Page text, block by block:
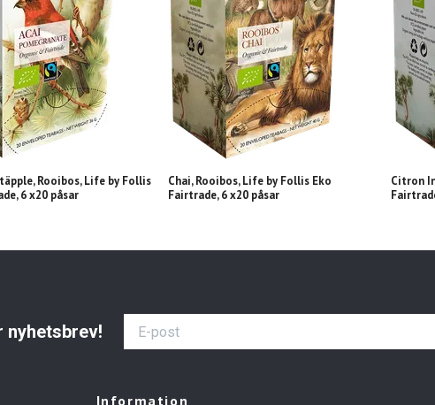
Rooibos, Life by Follis
6 x20 påsar
Chai, Rooibos, Life by Follis Eko
Fairtrade, 6 x20 påsar
Citron
nyhetsbrev!
Information